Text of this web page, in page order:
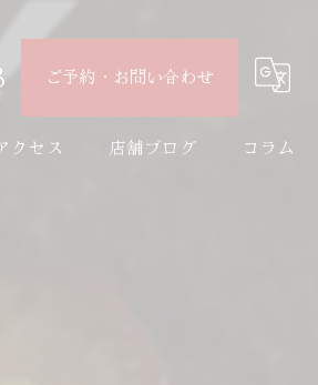
ご予約・お問い合わせ
クセス 店舗ブログ コラム